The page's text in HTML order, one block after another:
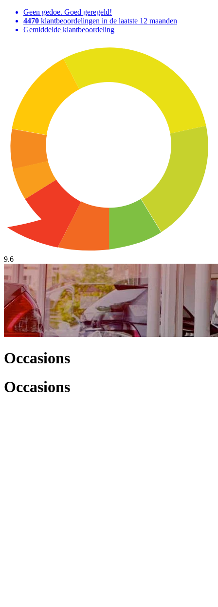
Geen gedoe. Goed geregeld!
4470 klantbeoordelingen in de laatste 12 maanden
Gemiddelde klantbeoordeling
9.6
Occasions
Occasions